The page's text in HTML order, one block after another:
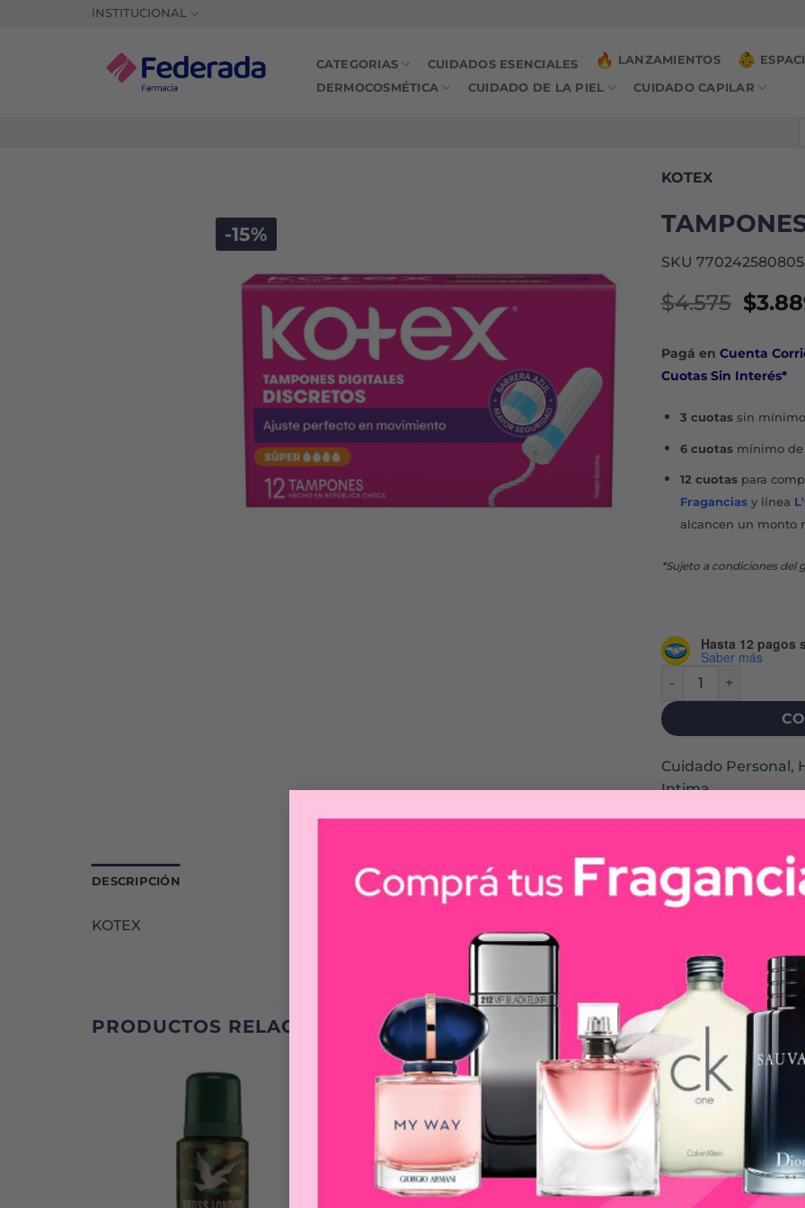
INSTITUCIONAL
CATEGORIAS CUIDADOS ESENCIALES LANZAMIENTOS
DERMOCOSMÉTICA CUIDADO DE LA PIEL CUIDADO CAPILAR
-15%
KOTEX
SKU
$4.575 El
era:
$
Pagá en Cuenta
Cuotas Sin Interés*
3 cuotassin mínimo
6 cuotasmínimo de
12 cuotaspara
Fraganciasy línea
alcancen un monto
*Sujeto a condiciones del
Hasta 12 pagos
Saber más
TAMPONES SUPER
Cuidado Personal,
Intima
DESCRIPCIÓN
KOTEX
PRODUCTOS RELACIONADOS